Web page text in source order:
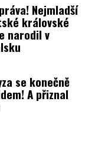
Nejmladší
královské
narodil v
se konečně
A přiznal